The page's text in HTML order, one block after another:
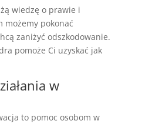
wiedzę o prawie i
możemy pokonać
zaniżyć odszkodowanie.
pomoże Ci uzyskać jak
w
to pomoc osobom w